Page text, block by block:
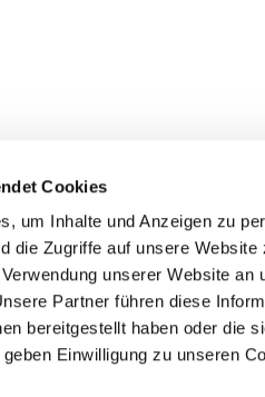
Cookies
um Inhalte und Anzeigen zu
die Zugriffe auf unsere
unserer Website
Partner führen diese
bereitgestellt haben oder die
Einwilligung zu unseren
Events
Association's
Supra-regional